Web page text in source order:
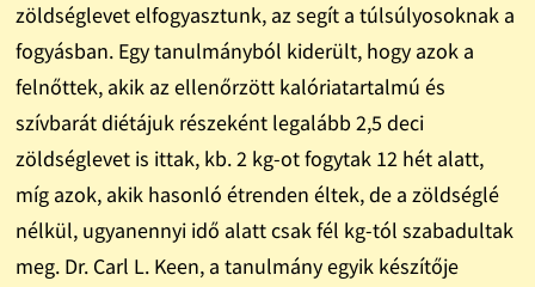
zöldséglevet elfogyasztunk, az segít a túlsúlyosoknak a
fogyásban. Egy tanulmányból kiderült, hogy azok a
felnőttek, akik az ellenőrzött kalóriatartalmú és
szívbarát diétájuk részeként legalább 2,5 deci
zöldséglevet is ittak, kb. 2 kg-ot fogytak 12 hét alatt,
míg azok, akik hasonló étrenden éltek, de a zöldséglé
nélkül, ugyanennyi idő alatt csak fél kg-tól szabadultak
meg. Dr. Carl L. Keen, a tanulmány egyik készítője